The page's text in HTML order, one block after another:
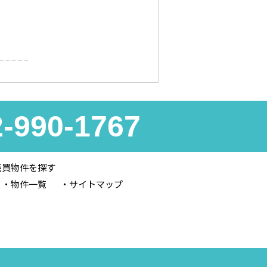
990-1767
物件を探す
物件一覧
サイトマップ